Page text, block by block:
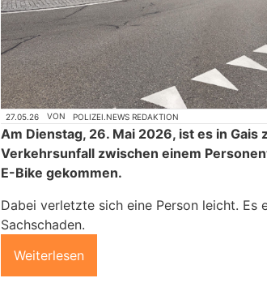
27.05.26 VON POLIZEI.NEWS REDAKTION
Am Dienstag, 26. Mai 2026, ist es in Gais
Verkehrsunfall zwischen einem
E-Bike gekommen.
Dabei verletzte sich eine Person leicht. Es
Sachschaden.
Weiterlesen